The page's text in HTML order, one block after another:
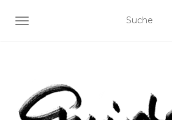
SCHALTE NAVIGATION